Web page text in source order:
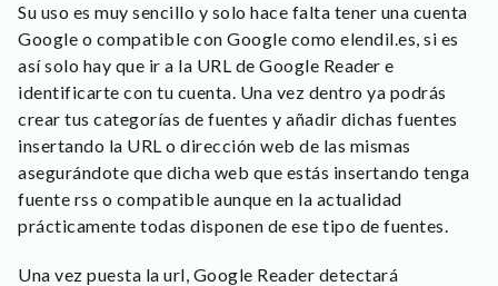
Su uso es muy sencillo y solo hace falta tener una cuenta
Google o compatible con Google como elendil.es, si es
así solo hay que ir a la URL de Google Reader e
identificarte con tu cuenta. Una vez dentro ya podrás
crear tus categorías de fuentes y añadir dichas fuentes
insertando la URL o dirección web de las mismas
asegurándote que dicha web que estás insertando tenga
fuente rss o compatible aunque en la actualidad
prácticamente todas disponen de ese tipo de fuentes.
Una vez puesta la url, Google Reader detectará